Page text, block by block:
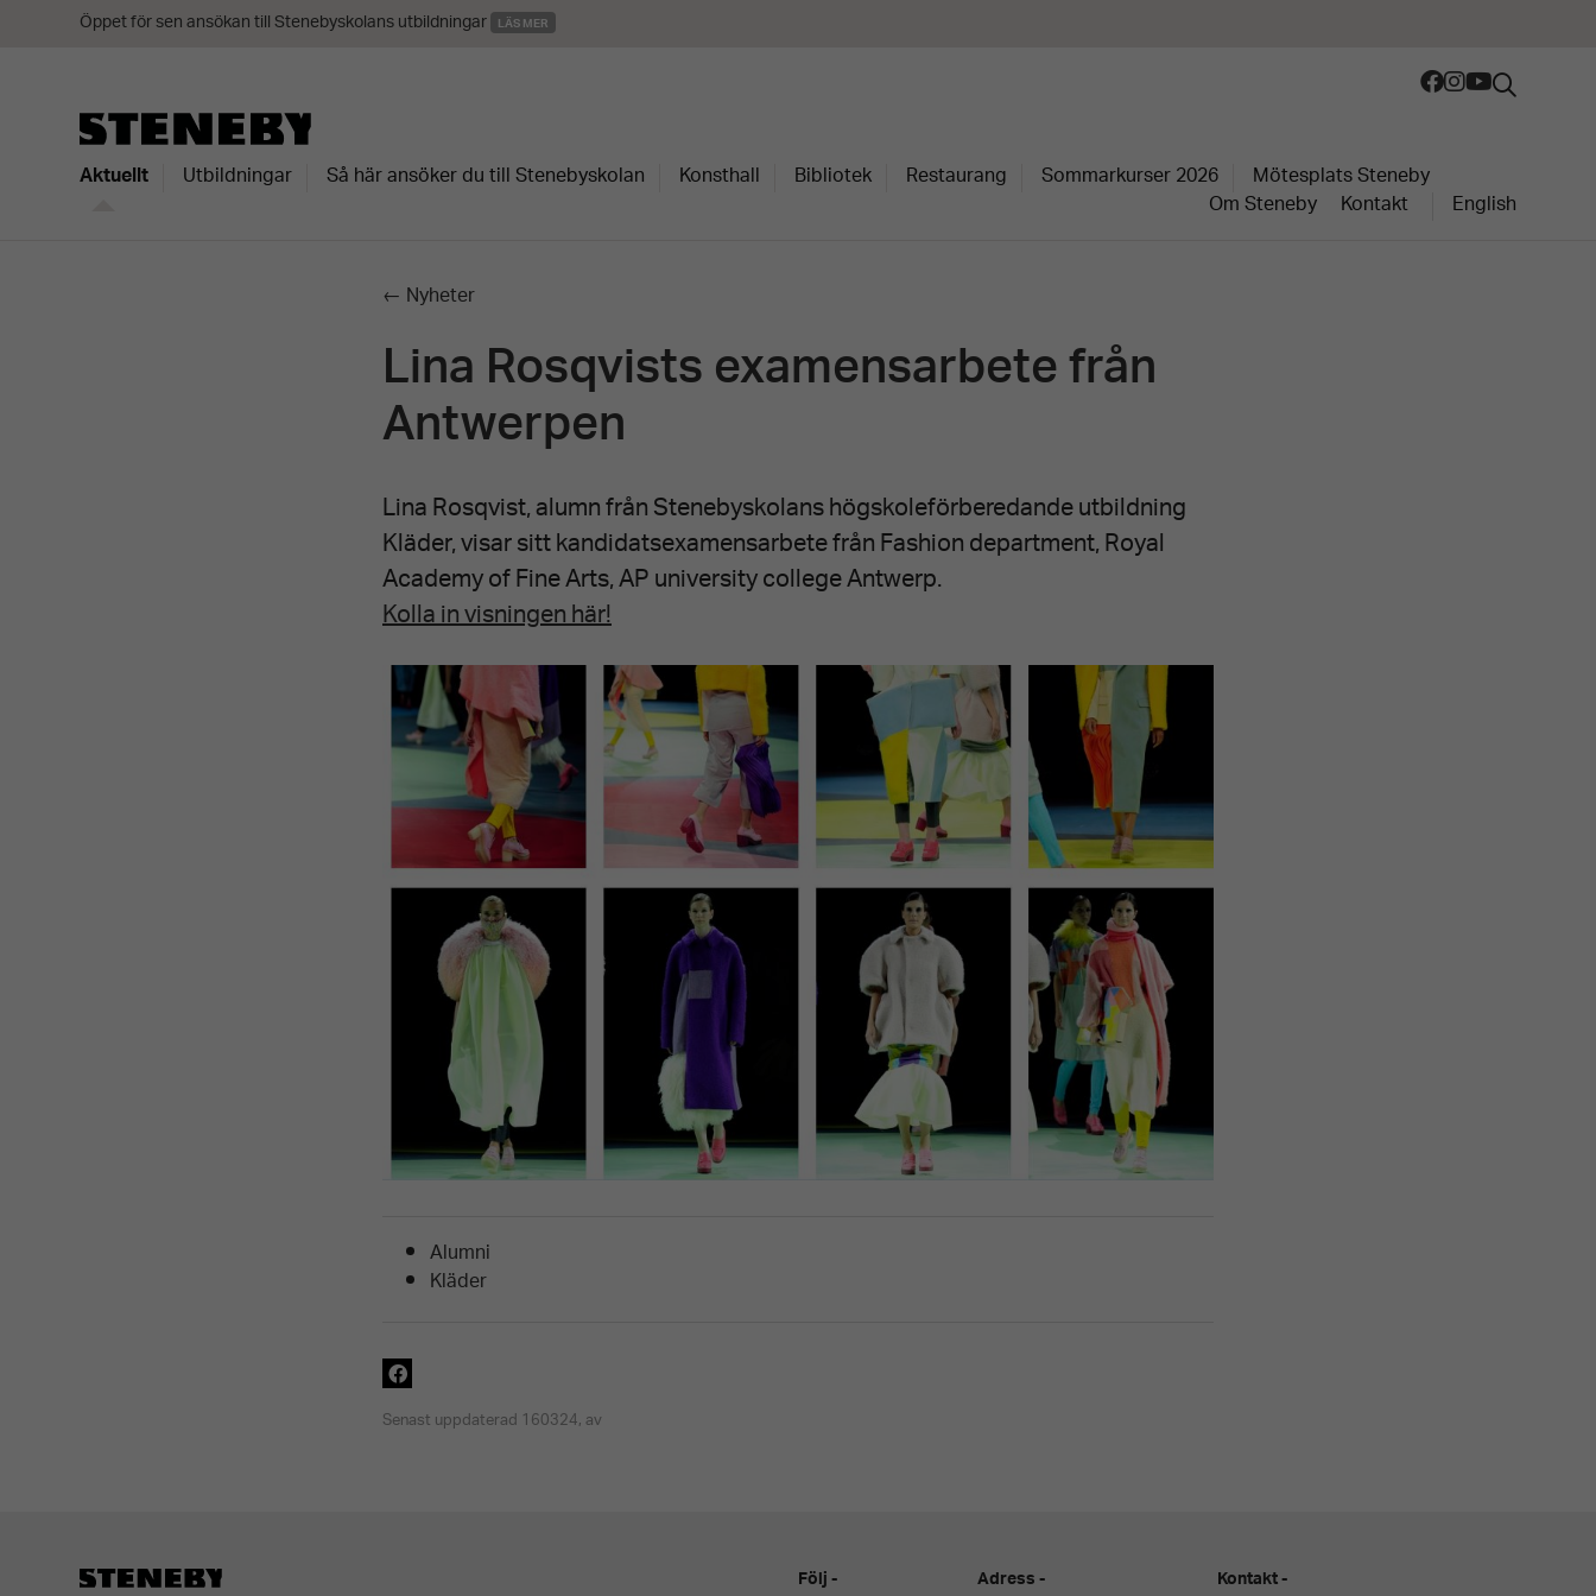
Aktuellt Utbildningar Så här ansöker du till Stenebyskolan Konsthall Bibliotek Restaurang Sommarkurser 2026 Mötesplats Steneby
Om Steneby Kontakt English
← Nyheter
Lina Rosqvists examensarbete från
Antwerpen
Lina Rosqvist, alumn från Stenebyskolans högskoleförberedande utbildning
Kläder, visar sitt kandidatsexamensarbete från Fashion department, Royal
Academy of Fine Arts, AP university college Antwerp.
Kolla in visningen här!
Alumni
Kläder
Senast uppdaterad 160324, av
Följ
Adress
Kontakt
Öppet för sen ansökan till Stenebyskolans utbildningar LÄS MER